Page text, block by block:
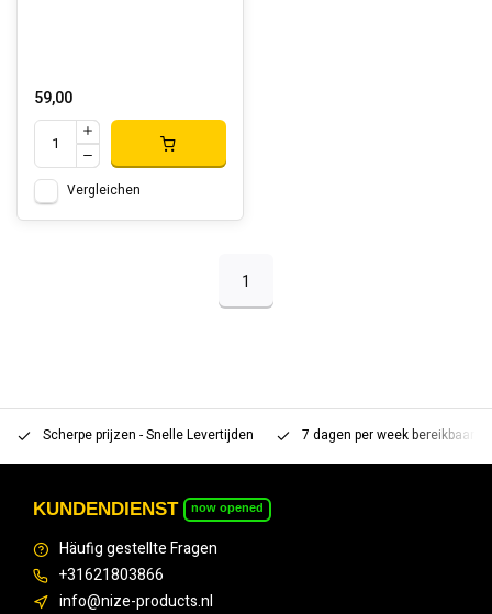
59,00
Vergleichen
1
Scherpe prijzen - Snelle Levertijden 7 dagen per week bereikbaar
KUNDENDIENST now opened
Häufig gestellte Fragen
+31621803866
info@nize-products.nl